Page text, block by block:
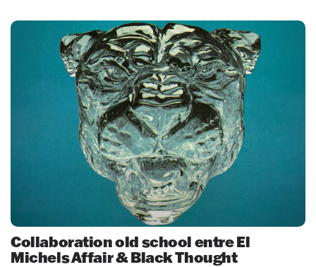
Collaboration old school entre El
Michels Affair & Black Thought